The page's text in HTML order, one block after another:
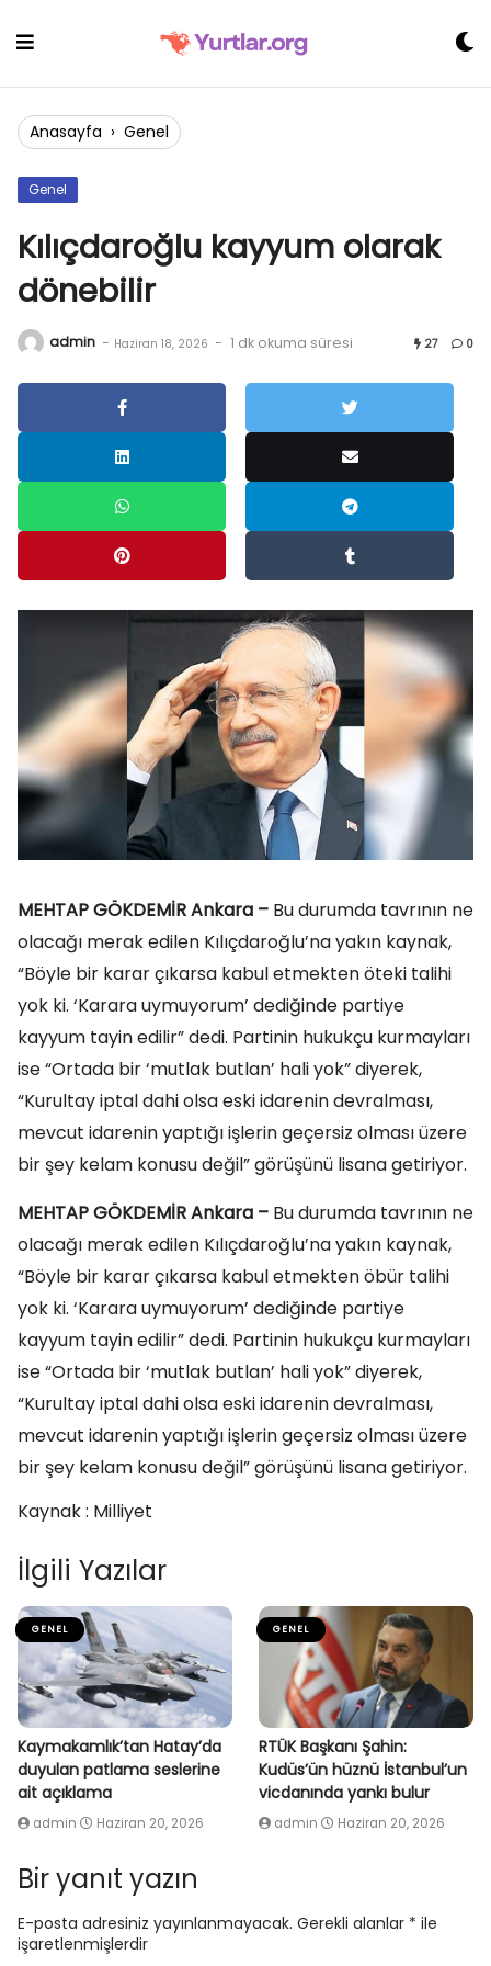
Anasayfa › Genel
Genel
Kılıçdaroğlu kayyum olarak
dönebilir
admin - Haziran 18, 2026 - 1 dk okuma süresi 27 0
MEHTAP GÖKDEMİR Ankara – Bu durumda tavrının ne
olacağı merak edilen Kılıçdaroğlu’na yakın kaynak,
“Böyle bir karar çıkarsa kabul etmekten öteki talihi
yok ki. ‘Karara uymuyorum’ dediğinde partiye
kayyum tayin edilir” dedi. Partinin hukukçu kurmayları
ise “Ortada bir ‘mutlak butlan’ hali yok” diyerek,
“Kurultay iptal dahi olsa eski idarenin devralması,
mevcut idarenin yaptığı işlerin geçersiz olması üzere
bir şey kelam konusu değil” görüşünü lisana getiriyor.
MEHTAP GÖKDEMİR Ankara – Bu durumda tavrının ne
olacağı merak edilen Kılıçdaroğlu’na yakın kaynak,
“Böyle bir karar çıkarsa kabul etmekten öbür talihi
yok ki. ‘Karara uymuyorum’ dediğinde partiye
kayyum tayin edilir” dedi. Partinin hukukçu kurmayları
ise “Ortada bir ‘mutlak butlan’ hali yok” diyerek,
“Kurultay iptal dahi olsa eski idarenin devralması,
mevcut idarenin yaptığı işlerin geçersiz olması üzere
bir şey kelam konusu değil” görüşünü lisana getiriyor.
Kaynak : Milliyet
İlgili Yazılar
GENEL
Kaymakamlık’tan Hatay’da
duyulan patlama seslerine
ait açıklama
admin Haziran 20, 2026
GENEL
RTÜK Başkanı Şahin:
Kudüs’ün hüznü İstanbul’un
vicdanında yankı bulur
admin Haziran 20, 2026
Bir yanıt yazın
E-posta adresiniz yayınlanmayacak. Gerekli alanlar * ile
işaretlenmişlerdir